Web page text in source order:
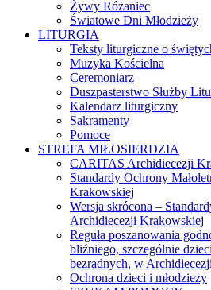
Żywy Różaniec
Światowe Dni Młodzieży
LITURGIA
Teksty liturgiczne o
Muzyka Kościelna
Ceremoniarz
Duszpasterstwo Służby
Kalendarz liturgiczny
Sakramenty
Pomoce
STREFA MIŁOSIERDZIA
CARITAS Archidiecezji
Standardy Ochrony
Krakowskiej
Wersja skrócona –
Archidiecezji Krakowskiej
Reguła poszanowania
bliźniego, szczególnie
bezradnych, w
Ochrona dzieci i młodzieży